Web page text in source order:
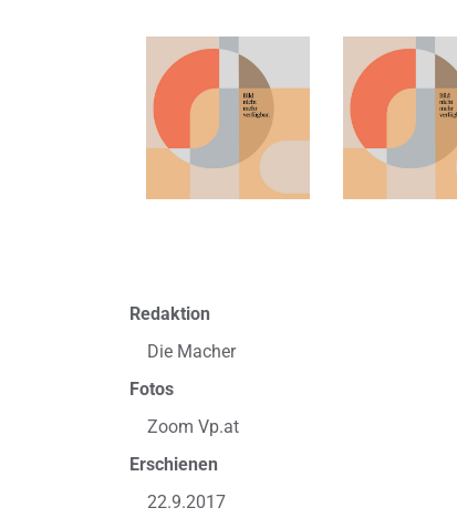
Redaktion
Die Macher
Fotos
Zoom Vp.at
Erschienen
22.9.2017